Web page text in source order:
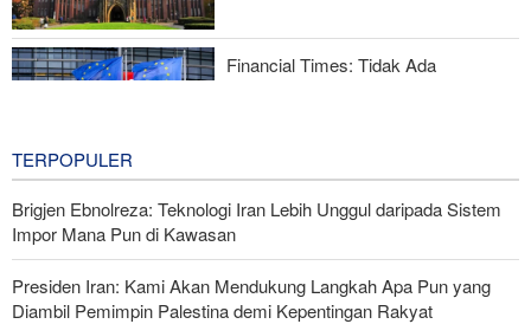
Bukan Sekadar Mitos; Studi Buktikan Kepribadian Terus
Bertransformasi
Financial Times: Tidak Ada
TERPOPULER
Brigjen Ebnolreza: Teknologi Iran Lebih Unggul daripada Sistem
Impor Mana Pun di Kawasan
Presiden Iran: Kami Akan Mendukung Langkah Apa Pun yang
Diambil Pemimpin Palestina demi Kepentingan Rakyat